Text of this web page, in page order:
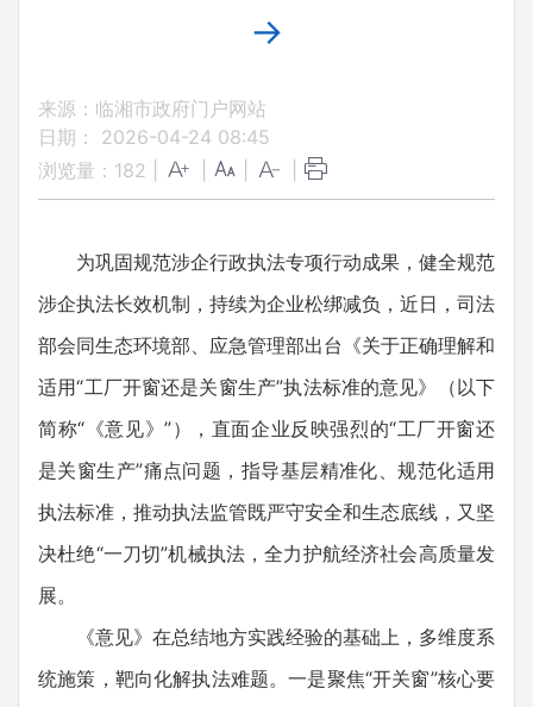
→
来源：临湘市政府门户网站
日期： 2026-04-24 08:45
浏览量： 182
为巩固规范涉企行政执法专项行动成果，健全规范
涉企执法长效机制，持续为企业松绑减负，近日，司法
部会同生态环境部、应急管理部出台《关于正确理解和
适用“工厂开窗还是关窗生产”执法标准的意见》（以下
简称“《意见》”），直面企业反映强烈的“工厂开窗还
是关窗生产”痛点问题，指导基层精准化、规范化适用
执法标准，推动执法监管既严守安全和生态底线，又坚
决杜绝“一刀切”机械执法，全力护航经济社会高质量发
展。
《意见》在总结地方实践经验的基础上，多维度系
统施策，靶向化解执法难题。一是聚焦“开关窗”核心要